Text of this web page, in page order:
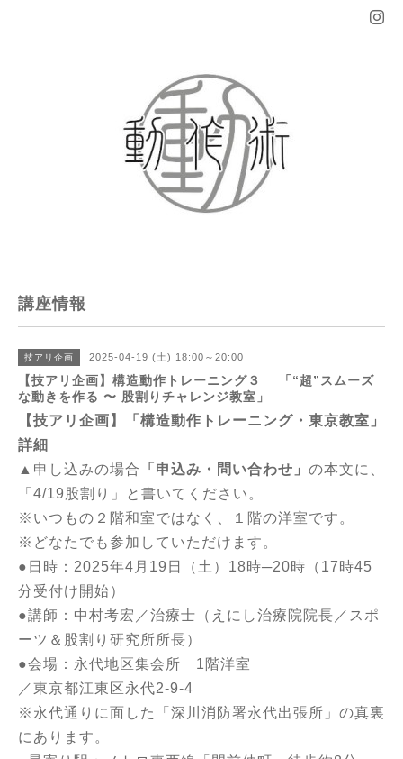
講座情報
技アリ企画 2025-04-19 (土) 18:00～20:00
【技アリ企画】構造動作トレーニング３ 「“超”スムーズ
な動きを作る 〜 股割りチャレンジ教室」
【技アリ企画】「構造動作トレーニング・東京教室」
詳細
▲申し込みの場合
「申込み・問い合わせ」 の本文に、
「4/19股割り」と書いてください。
※いつもの２階和室ではなく、１階の洋室です。
※どなたでも参加していただけます。
●日時：2025年4月19日（土）18時─20時（17時45
分受付け開始）
●講師：中村考宏／治療士（えにし治療院院長／スポ
ーツ＆股割り研究所所長）
●会場：永代地区集会所 1階洋室
／東京都江東区永代2-9-4
※永代通りに面した「深川消防署永代出張所」の真裏
にあります。